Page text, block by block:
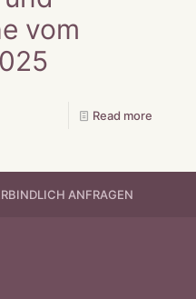
vom
Read more
ANFRAGEN